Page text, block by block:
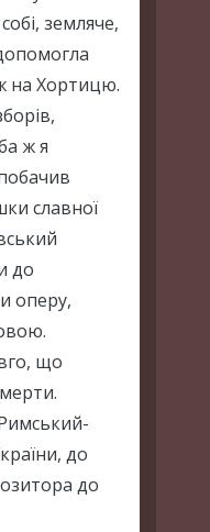
земляче,
на Хортицю.
ж я
славної
до
оперу,
що
до
до